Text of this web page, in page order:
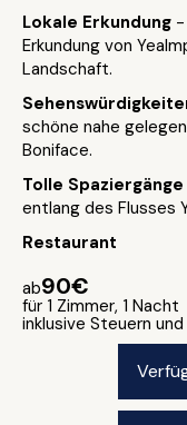
Lokale Erkundung -
Erkundung von
Landschaft.
schöne nahe
Boniface.
Tolle Spaziergänge
entlang des Flusses
Restaurant
ab90€
für 1 Zimmer, 1 Nacht
inklusive Steuern